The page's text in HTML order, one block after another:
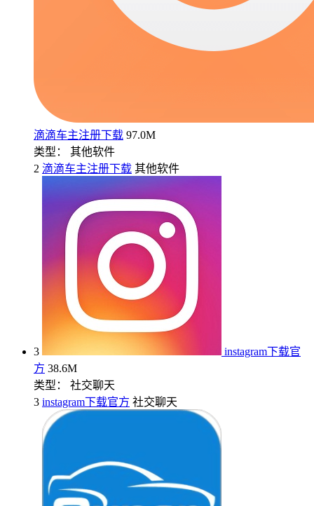
滴滴车主注册下载 97.0M
类型： 其他软件
2 滴滴车主注册下载 其他软件
3
instagram下载官
方 38.6M
类型： 社交聊天
3 instagram下载官方 社交聊天